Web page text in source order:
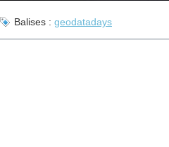
Balises : geodatadays